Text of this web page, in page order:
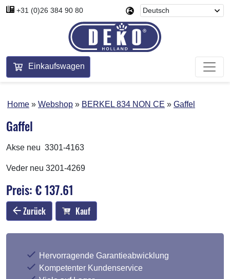
+31 (0)26 384 90 80
Einkaufswagen
Home Webshop BERKEL 834 NON CE Gaffel
Gaffel
Akse neu 3301-4163
Veder neu 3201-4269
Preis: € 137.61
Zurück Kauf
Hervorragende Garantieabwicklung
Kompetenter Kundenservice